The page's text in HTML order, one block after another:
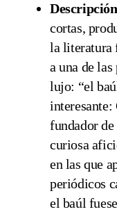
cortas,
la literatura
a una de
lujo: “el
fundador
curiosa
en las que
periódicos
el baúl